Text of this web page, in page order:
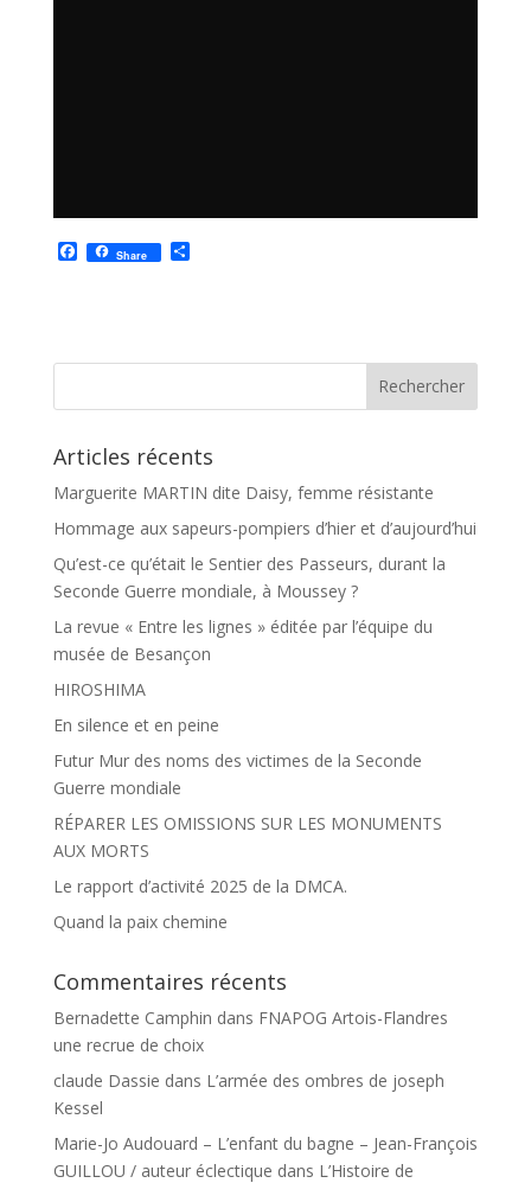
F
a
o
Share P
e
Articles récents
Marguerite MARTIN dite Daisy, femme résistante
Hommage aux sapeurs-pompiers d’hier et d’aujourd’hui
Qu’est-ce qu’était le Sentier des Passeurs, durant la
Seconde Guerre mondiale, à Moussey ?
La revue « Entre les lignes » éditée par l’équipe du
musée de Besançon
HIROSHIMA
En silence et en peine
Futur Mur des noms des victimes de la Seconde
Guerre mondiale
RÉPARER LES OMISSIONS SUR LES MONUMENTS
AUX MORTS
Le rapport d’activité 2025 de la DMCA.
Quand la paix chemine
Commentaires récents
Bernadette Camphin dans FNAPOG Artois-Flandres
une recrue de choix
claude Dassie dans L’armée des ombres de joseph
Kessel
Marie-Jo Audouard – L’enfant du bagne – Jean-François
GUILLOU / auteur éclectique dans L’Histoire de